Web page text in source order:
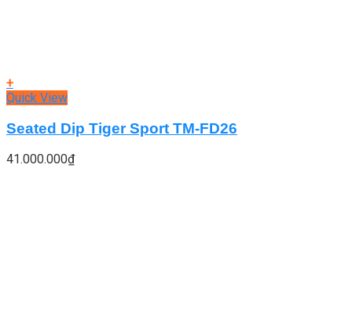
+
Quick View
Seated Dip Tiger Sport TM-FD26
41.000.000₫